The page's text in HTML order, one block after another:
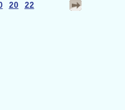
20 22